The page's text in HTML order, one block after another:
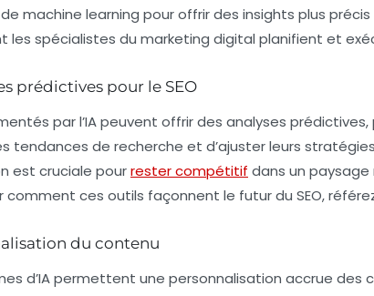
machine learning pour offrir des insights plus
les spécialistes du marketing digital planifient et
prédictives pour le SEO
par l’IApeuvent offrir des analyses
tendances de recherche et d’ajuster leurs
est cruciale pourrester compétitif dans un
comment ces outils façonnent le futur du SEO,
du contenu
d’IApermettent une personnalisation accrue des